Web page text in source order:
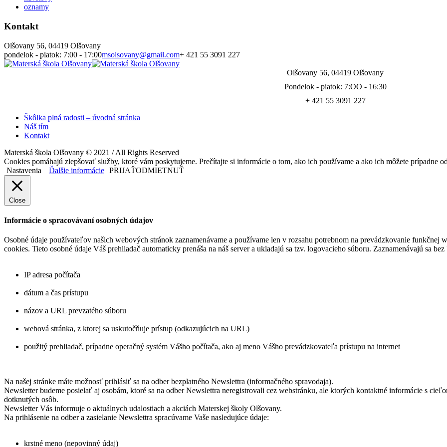
oznamy
Kontakt
Olšovany 56, 04419 Olšovany
pondelok - piatok: 7:00 - 17:00msolsovany@gmail.com+ 421 55 3091 227
Olšovany 56, 04419 Olšovany
Pondelok - piatok: 7:OO - 16:30
+ 421 55 3091 227
Škôlka plná radosti – úvodná stránka
Náš tím
Kontakt
Materská škola Olšovany © 2021 / All Rights Reserved
Cookies pomáhajú zlepšovať služby, ktoré vám poskytujeme. Prečítajte si informácie o tom, ako ich používame a ako ich môžete prípadne
Nastavenia
Ďalšie informácie PRIJAŤODMIETNUŤ
Close
Informácie o spracovávaní osobných údajov
Osobné údaje používateľov našich webových stránok zaznamenávame a používame len v rozsahu potrebnom na prevádzkovanie funkčnej
cookies. Tieto osobné údaje Váš prehliadač automaticky prenáša na náš server a ukladajú sa tzv. logovacieho súboru. Zaznamenávajú sa
IP adresa počítača
dátum a čas prístupu
názov a URL prevzatého súboru
webová stránka, z ktorej sa uskutočňuje prístup (odkazujúcich na URL)
použitý prehliadač, prípadne operačný systém Vášho počítača, ako aj meno Vášho prevádzkovateľa prístupu na internet
Na našej stránke máte možnosť prihlásiť sa na odber bezplatného Newslettra (informačného spravodaja).
Newsletter budeme posielať aj osobám, ktoré sa na odber Newslettra neregistrovali cez webstránku, ale ktorých kontaktné informácie s
dotknutých osôb.
Newsletter Vás informuje o aktuálnych udalostiach a akciách Materskej školy Olšovany.
Na prihlásenie na odber a zasielanie Newslettra spracúvame Vaše nasledujúce údaje:
krstné meno (nepovinný údaj)